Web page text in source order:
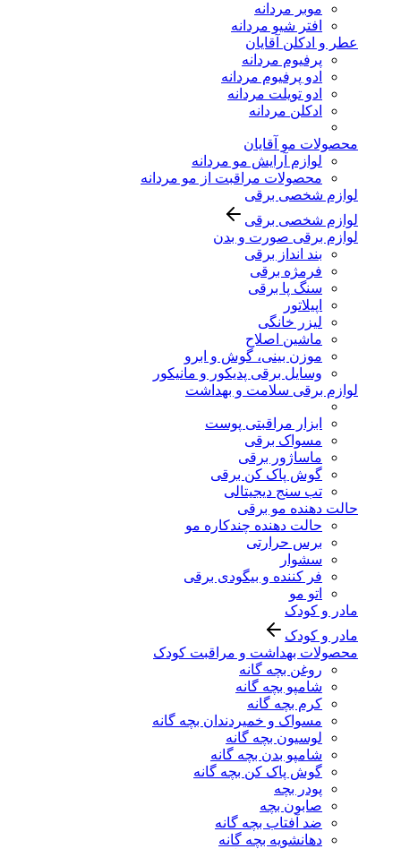
موبر مردانه
افتر شیو مردانه
عطر و ادکلن آقایان
پرفیوم مردانه
ادو پرفیوم مردانه
ادو تویلت مردانه
ادکلن مردانه
محصولات مو آقایان
لوازم آرایش مو مردانه
محصولات مراقبت از مو مردانه
لوازم شخصی برقی
لوازم شخصی برقی
لوازم برقی صورت و بدن
بند انداز برقی
فرمژه برقی
سنگ پا برقی
اپیلاتور
لیزر خانگی
ماشین اصلاح
موزن بینی، گوش و ابرو
وسایل برقی پدیکور و مانیکور
لوازم برقی سلامت و بهداشت
ابزار مراقبتی پوست
مسواک برقی
ماساژور برقی
گوش پاک کن برقی
تب سنج دیجیتالی
حالت دهنده مو برقی
حالت دهنده چندکاره مو
برس حرارتی
سشوار
فر کننده و بیگودی برقی
اتو مو
مادر و کودک
مادر و کودک
محصولات بهداشت و مراقبت کودک
روغن بچه گانه
شامپو بچه گانه
کرم بچه گانه
مسواک و خمیردندان بچه گانه
لوسیون بچه گانه
شامپو بدن بچه گانه
گوش پاک کن بچه گانه
پودر بچه
صابون بچه
ضد آفتاب بچه گانه
دهانشویه بچه گانه